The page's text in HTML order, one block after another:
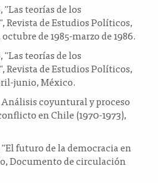
teorías de los
de Estudios Políticos,
de 1985-marzo de 1986.
teorías de los
de Estudios Políticos,
junio, México.
coyuntural y proceso
en Chile (1970-1973),
futuro de la democracia en
Documento de circulación